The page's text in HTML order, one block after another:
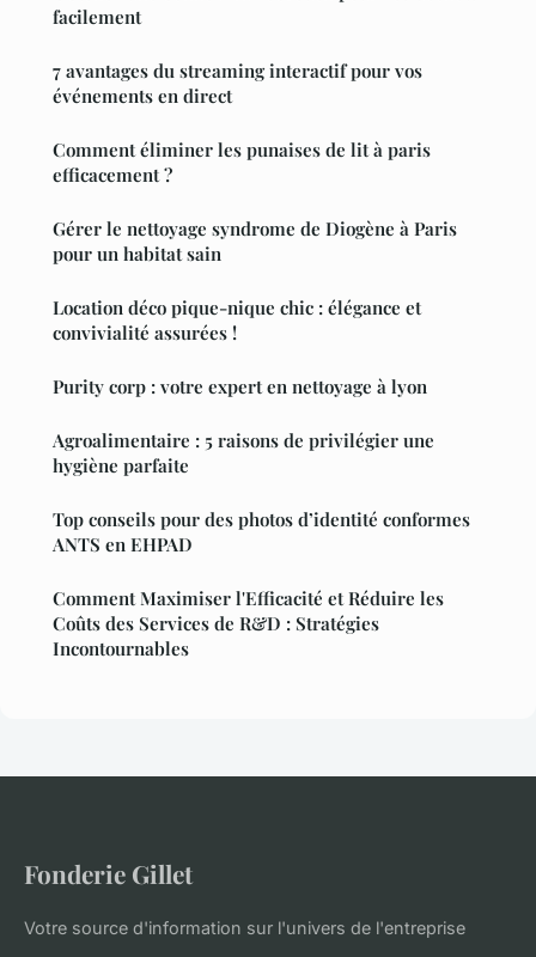
facilement
7 avantages du streaming interactif pour vos
événements en direct
Comment éliminer les punaises de lit à paris
efficacement ?
Gérer le nettoyage syndrome de Diogène à Paris
pour un habitat sain
Location déco pique-nique chic : élégance et
convivialité assurées !
Purity corp : votre expert en nettoyage à lyon
Agroalimentaire : 5 raisons de privilégier une
hygiène parfaite
Top conseils pour des photos d’identité conformes
ANTS en EHPAD
Comment Maximiser l'Efficacité et Réduire les
Coûts des Services de R&D : Stratégies
Incontournables
Fonderie Gillet
Votre source d'information sur l'univers de l'entreprise